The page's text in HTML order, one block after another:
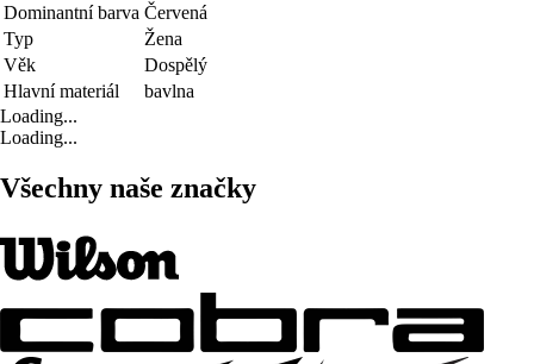
Dominantní barva Červená
Typ
Žena
Věk
Dospělý
Hlavní materiál
bavlna
Loading...
Loading...
Všechny naše značky